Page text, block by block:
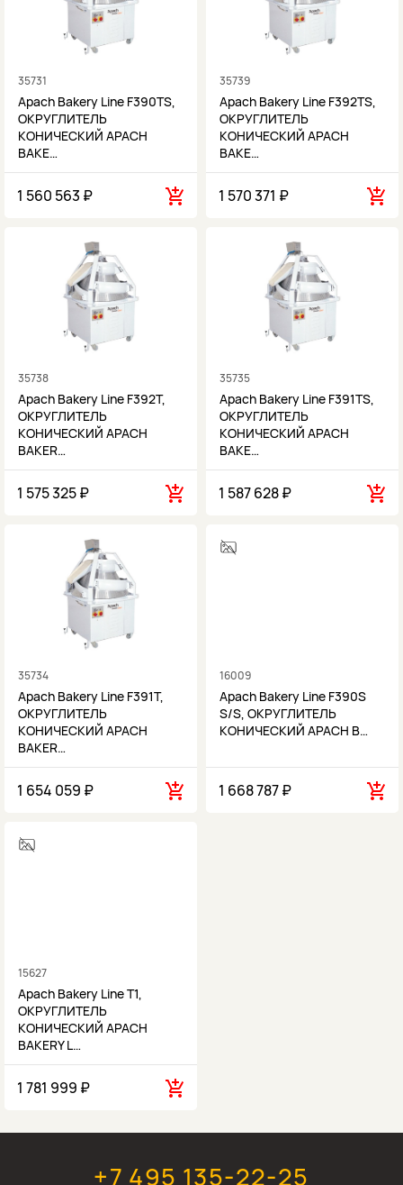
35731
Apach Bakery Line F390TS,
ОКРУГЛИТЕЛЬ
КОНИЧЕСКИЙ APACH
BAKE…
1 560 563 ₽
35739
Apach Bakery Line F392TS,
ОКРУГЛИТЕЛЬ
КОНИЧЕСКИЙ APACH
BAKE…
1 570 371 ₽
35738
Apach Bakery Line F392T,
ОКРУГЛИТЕЛЬ
КОНИЧЕСКИЙ APACH
BAKER…
1 575 325 ₽
35735
Apach Bakery Line F391TS,
ОКРУГЛИТЕЛЬ
КОНИЧЕСКИЙ APACH
BAKE…
1 587 628 ₽
35734
Apach Bakery Line F391T,
ОКРУГЛИТЕЛЬ
КОНИЧЕСКИЙ APACH
BAKER…
1 654 059 ₽
16009
Apach Bakery Line F390S
S/S, ОКРУГЛИТЕЛЬ
КОНИЧЕСКИЙ APACH B…
1 668 787 ₽
15627
Apach Bakery Line T1,
ОКРУГЛИТЕЛЬ
КОНИЧЕСКИЙ APACH
BAKERY L…
1 781 999 ₽
+7 495 135-22-25